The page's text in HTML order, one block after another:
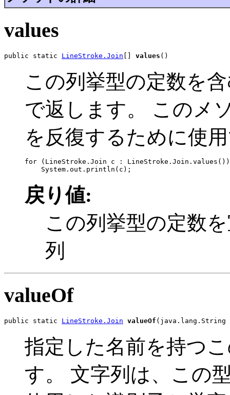
values
public static LineStroke.Join [] values ()
この列挙型の定数を
で返します。 このメ
を反復するために使
for (LineStroke.Join c : LineStroke.Join.values())
戻り値:
この列挙型の定数
列
valueOf
public static LineStroke.Join valueOf (java.lang.String
指定した名前を持つ
す。 文字列は、この